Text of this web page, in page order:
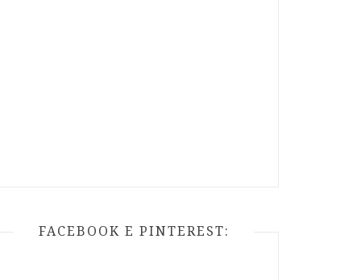
FACEBOOK E PINTEREST: